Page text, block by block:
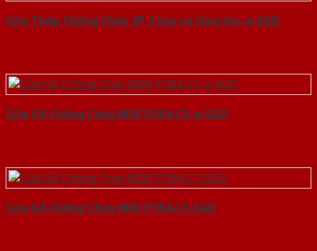
Cửa Thép Chống Cháy 2P 2 tay co thuy luc-a-SGD
Cửa Gỗ Chống Cháy MDF P1R4-C1-a-SGD
Cửa Gỗ Chống Cháy MDF P1R4-C1-SGD